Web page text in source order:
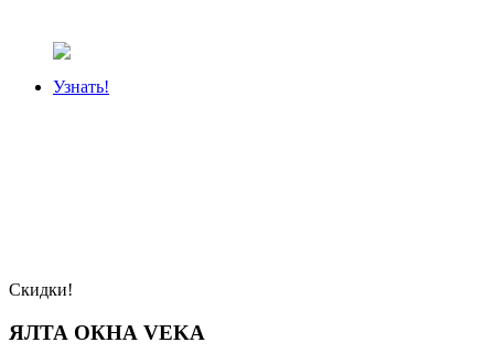
Узнать!
Скидки!
ЯЛТА ОКНА VEKA